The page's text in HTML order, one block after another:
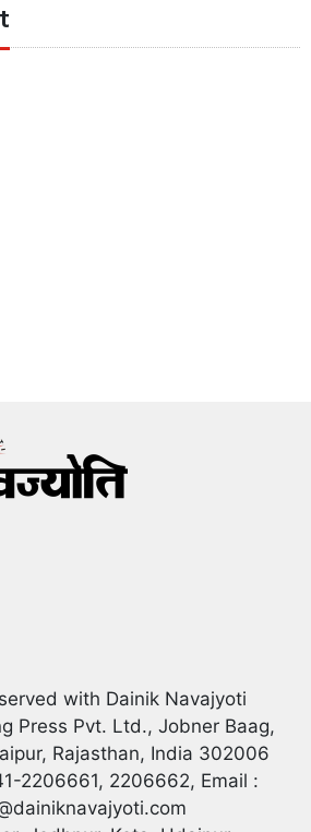
with Dainik Navajyoti
Press Pvt. Ltd., Jobner Baag,
Rajasthan, India 302006
2206661, 2206662, Email :